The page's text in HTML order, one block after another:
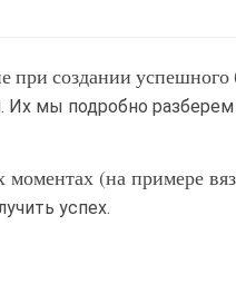
создании успешного
Их мы подробно
(на примере
успех.